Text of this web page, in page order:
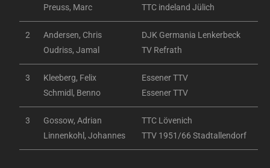
Preuss, Marc
TTC indeland Jülich
2
Andersen, Chris
Oudriss, Jamal
DJK Germania Lenkerbeck
TV Refrath
3
Kleeberg, Felix
Schmidl, Benno
Essener TTV
Essener TTV
3
Gossow, Adrian
Linnenkohl, Johannes
TTC Lövenich
TTV 1951/66 Stadtallendorf